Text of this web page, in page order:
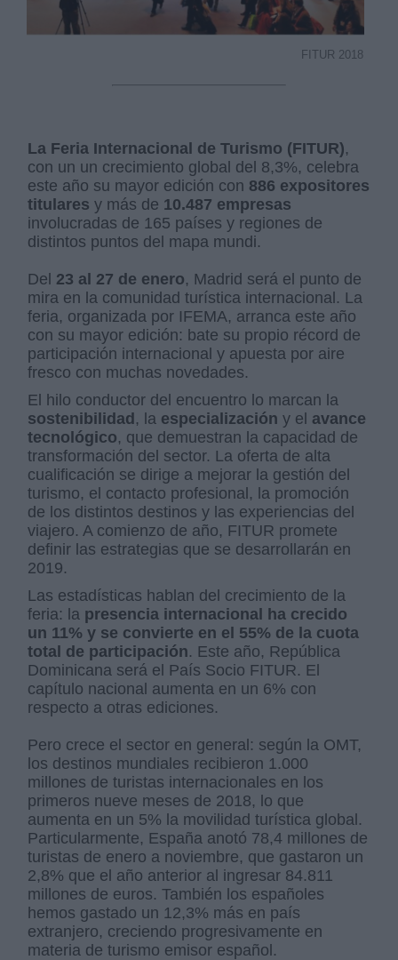
FITUR 2018
La Feria Internacional de Turismo (FITUR),
con un un crecimiento global del 8,3%, celebra
este año su mayor edición con 886 expositores
titulares y más de 10.487 empresas
involucradas de 165 países y regiones de
distintos puntos del mapa mundi.
Del 23 al 27 de enero, Madrid será el punto de
mira en la comunidad turística internacional. La
feria, organizada por IFEMA, arranca este año
con su mayor edición: bate su propio récord de
participación internacional y apuesta por aire
fresco con muchas novedades.
El hilo conductor del encuentro lo marcan la
sostenibilidad, la especialización y el avance
tecnológico, que demuestran la capacidad de
transformación del sector. La oferta de alta
cualificación se dirige a mejorar la gestión del
turismo, el contacto profesional, la promoción
de los distintos destinos y las experiencias del
viajero. A comienzo de año, FITUR promete
definir las estrategias que se desarrollarán en
2019.
Las estadísticas hablan del crecimiento de la
feria: la presencia internacional ha crecido
un 11% y se convierte en el 55% de la cuota
total de participación. Este año, República
Dominicana será el País Socio FITUR. El
capítulo nacional aumenta en un 6% con
respecto a otras ediciones.
Pero crece el sector en general: según la OMT,
los destinos mundiales recibieron 1.000
millones de turistas internacionales en los
primeros nueve meses de 2018, lo que
aumenta en un 5% la movilidad turística global.
Particularmente, España anotó 78,4 millones de
turistas de enero a noviembre, que gastaron un
2,8% que el año anterior al ingresar 84.811
millones de euros. También los españoles
hemos gastado un 12,3% más en país
extranjero, creciendo progresivamente en
materia de turismo emisor español.